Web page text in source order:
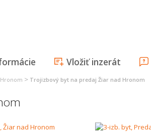
Vložiť inzerát
> Trojizbový byt na predaj Žiar nad Hronom